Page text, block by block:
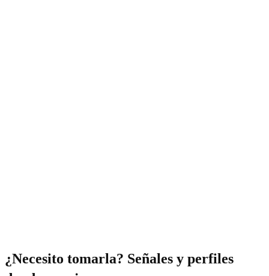
¿Necesito tomarla? Señales y perfiles